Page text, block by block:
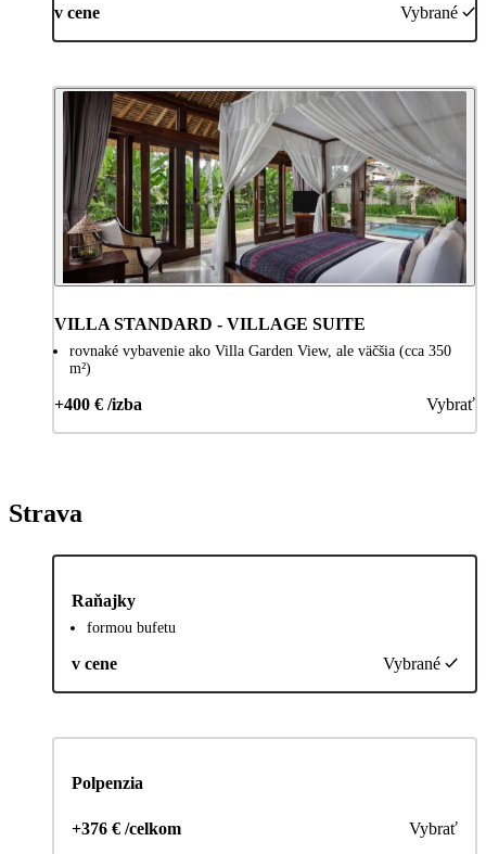
v cene Vybrané
VILLA STANDARD - VILLAGE SUITE
rovnaké vybavenie ako Villa Garden View, ale väčšia (cca 350
m²)
+400 € /izba Vybrať
Strava
Raňajky
formou bufetu
v cene Vybrané
Polpenzia
+376 € /celkom Vybrať